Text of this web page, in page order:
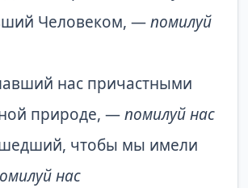
Человеком, —помилуй
нас причастными
природе, —помилуй нас
чтобы мы имели
нас